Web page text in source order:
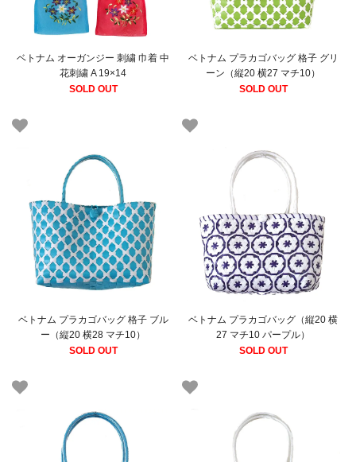
ベトナム オーガンジー 刺繍 巾着 中
花刺繍 A 19×14
SOLD OUT
ベトナム プラカゴバッグ 格子 グリ
ーン（縦20 横27 マチ10）
SOLD OUT
ベトナム プラカゴバッグ 格子 ブル
ー（縦20 横28 マチ10）
SOLD OUT
ベトナム プラカゴバッグ（縦20 横
27 マチ10 パープル）
SOLD OUT